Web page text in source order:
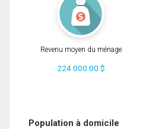
Revenu moyen du ménage
224 000.00 $
Population à domicile